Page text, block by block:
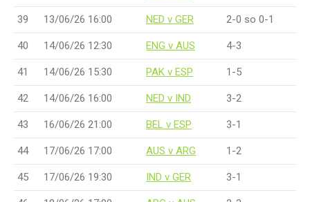
39 13/06/26 16:00 NED v GER 2-0 so 0-1
40 14/06/26 12:30 ENG v AUS 4-3
41 14/06/26 15:30 PAK v ESP 1-5
42 14/06/26 16:00 NED v IND 3-2
43 16/06/26 21:00 BEL v ESP 3-1
44 17/06/26 17:00 AUS v ARG 1-2
45 17/06/26 19:30 IND v GER 3-1